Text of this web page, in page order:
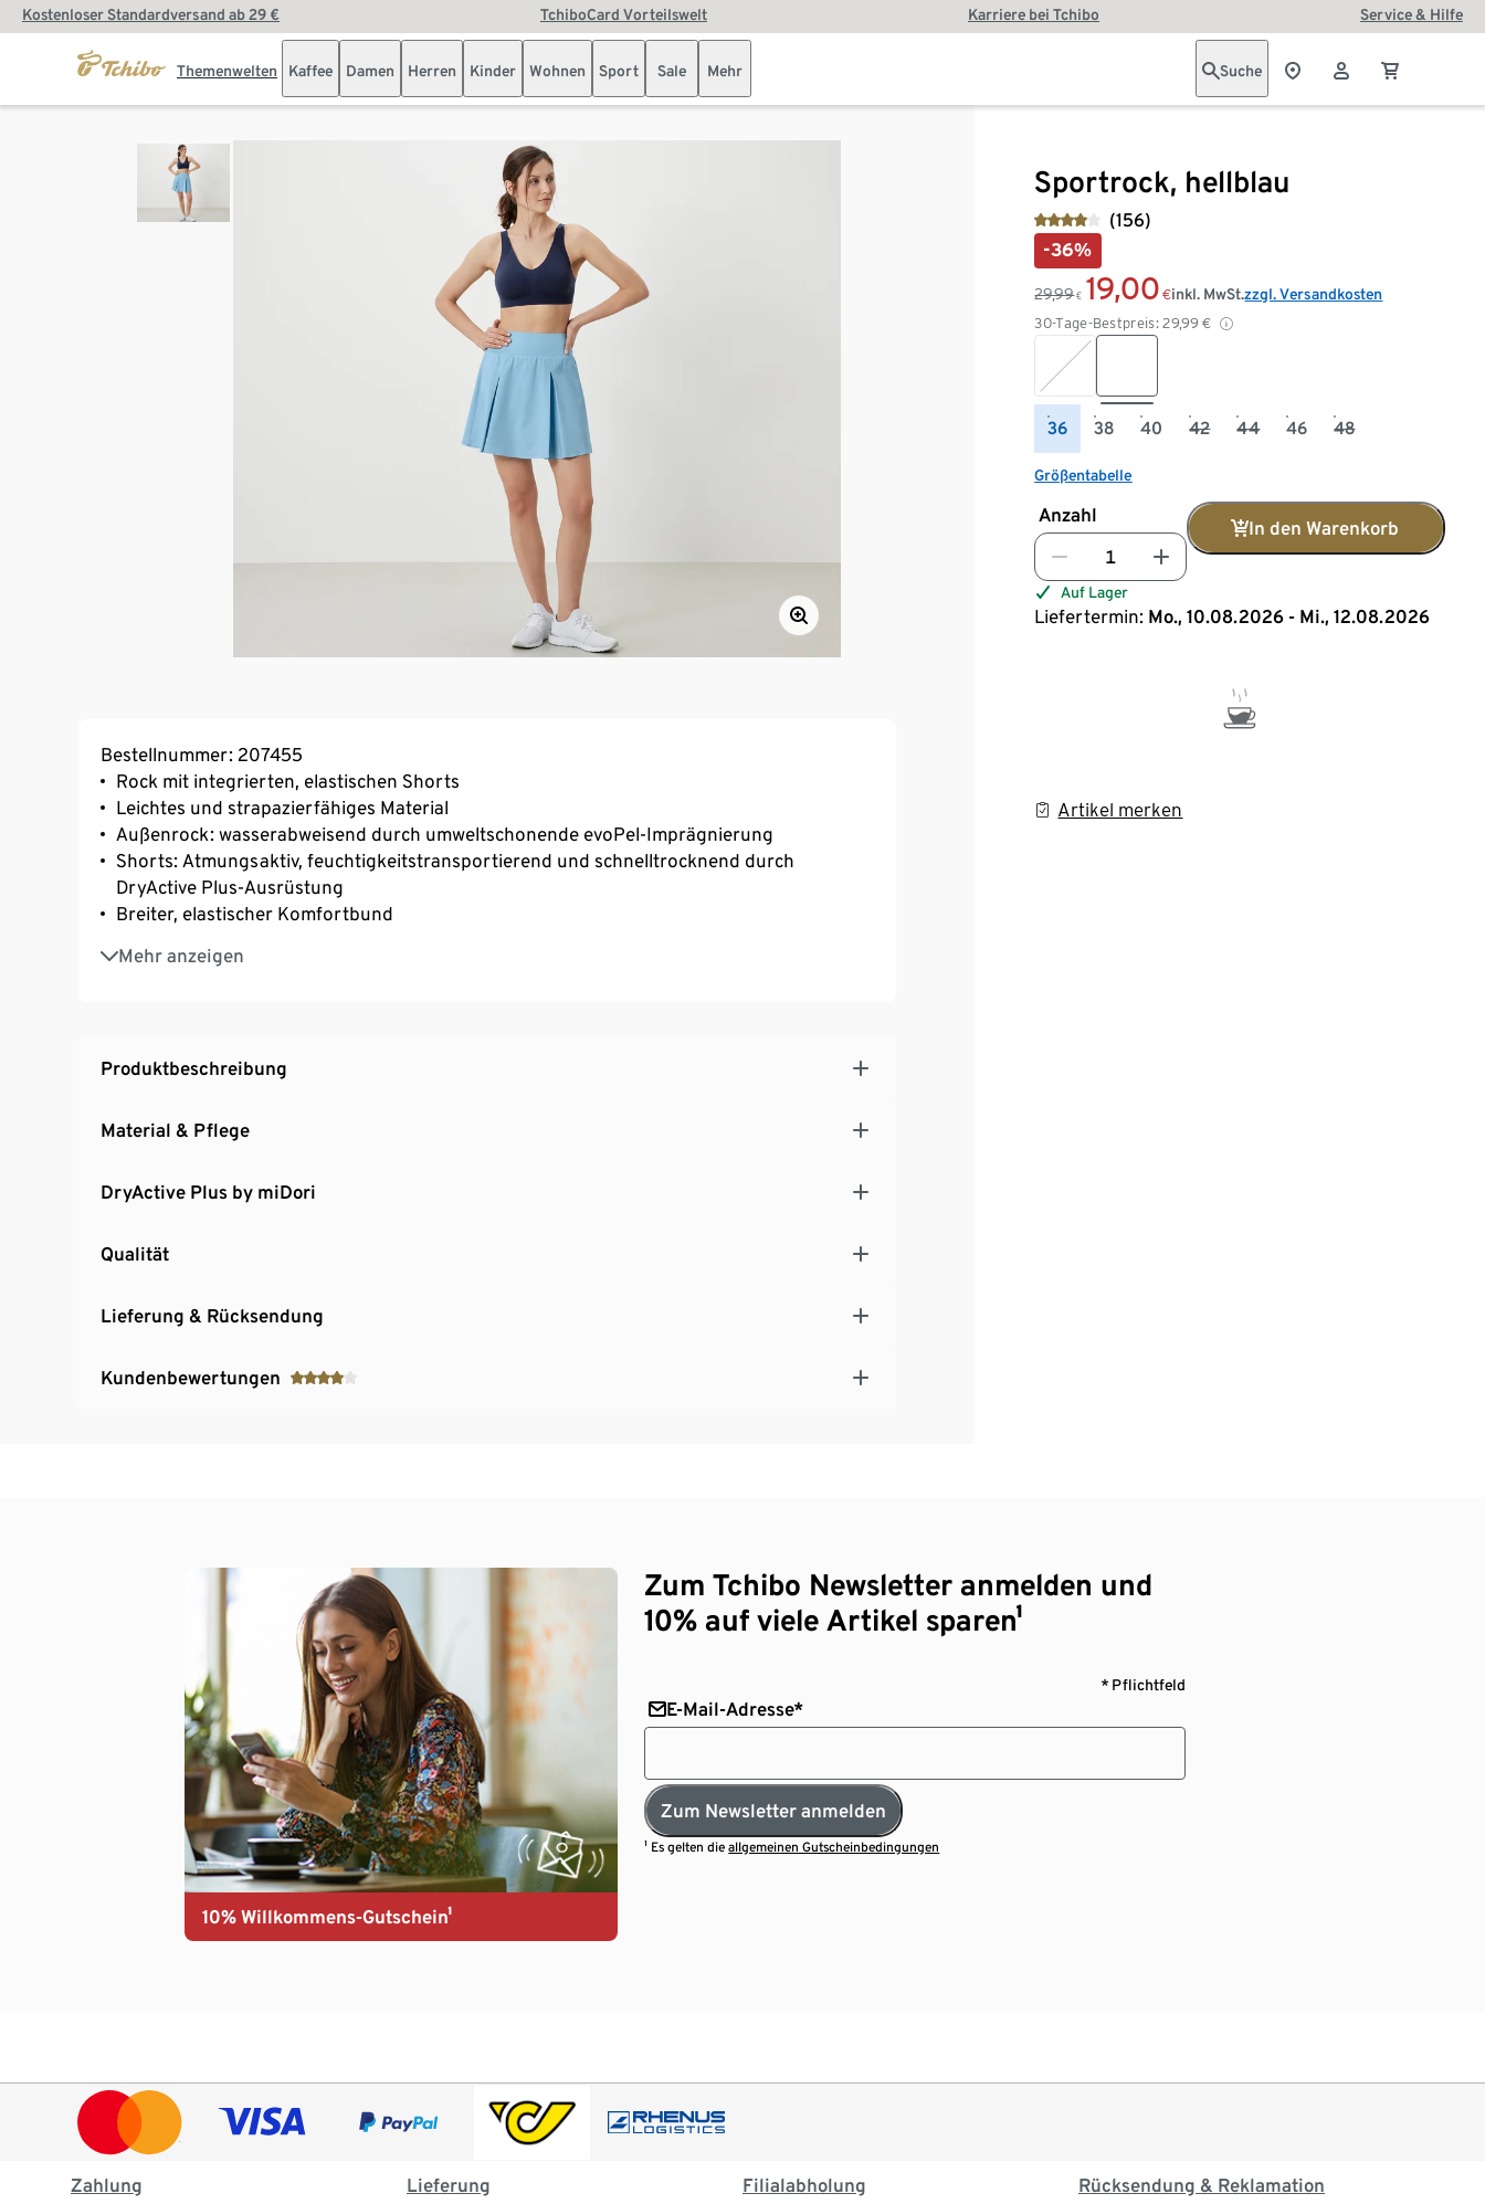
Kostenloser Standardversand ab 29 € TchiboCard Vorteilswelt Karriere bei Tchibo Service & Hilfe
Themenwelten Kaffee Damen Herren Kinder Wohnen Sport Sale Mehr Suche
Sportrock, hellblau
(156)
-36%
29,99 € 19,00 €
30-Tage-Bestpreis: 29,99 €
inkl. MwSt.zzgl. Versandkosten
36 38 40 42 44 46 48
Größentabelle
Anzahl
In den Warenkorb
Auf Lager
Liefertermin: Mo., 10.08.2026 - Mi., 12.08.2026
Artikel merken
Bestellnummer: 207455
Rock mit integrierten, elastischen Shorts
Leichtes und strapazierfähiges Material
Außenrock: wasserabweisend durch umweltschonende evoPel-Imprägnierung
Shorts: Atmungsaktiv, feuchtigkeitstransportierend und schnelltrocknend durch
DryActive Plus-Ausrüstung
Breiter, elastischer Komfortbund
Mehr anzeigen
Shorts: Eingrifftasche auf der linken Seite
Softes, elastisches Material mit der Faser Creora® – für optimale Bewegungsfreiheit
Produktbeschreibung
Material & Pflege
DryActive Plus by miDori
Qualität
Lieferung & Rücksendung
Kundenbewertungen
10% Willkommens-Gutschein¹
Zum Tchibo Newsletter anmelden und
10% auf viele Artikel sparen¹
* Pflichtfeld
E-Mail-Adresse*
Zum Newsletter anmelden
¹ Es gelten dieallgemeinen Gutscheinbedingungen
Zahlung Lieferung Filialabholung Rücksendung & Reklamation